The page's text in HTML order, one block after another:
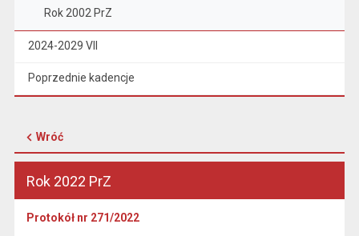
Rok 2002 PrZ
2024-2029 VII
Poprzednie kadencje
Wróć
Rok 2022 PrZ
Protokół nr 271/2022